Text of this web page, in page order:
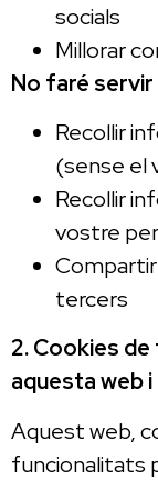
socials
Millorar
No faré servir
Recollir
(sense el
Recollir
vostre
tercers
2. Cookies
aquesta web
Aquest web,
funcionalitats